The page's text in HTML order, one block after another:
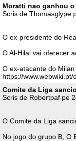
Moratti nao ganhou
Scris de Thomasglype
O ex-presidente do
O Al-Hilal vai oferecer
O ex-atacante do
https://
Comite da Liga
Scris de Robertpaf pe
O Comite da Liga
No jogo do grupo B, O